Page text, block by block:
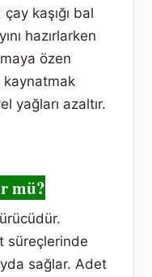
kaşığı bal
hazırlarken
özen
kaynatmak
yağları azaltır.
mü?
süreçlerinde
sağlar. Adet